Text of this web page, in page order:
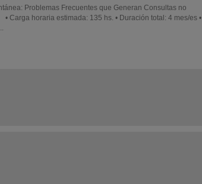
Problemas Frecuentes que Generan Consultas no
horaria estimada: 135 hs. • Duración total: 4 mes/es •